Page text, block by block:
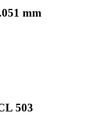
mm
503